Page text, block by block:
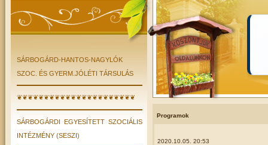
SÁRBOGÁRD-HANTOS-NAGYLÓK
SZOC. ÉS GYERM.JÓLÉTI TÁRSULÁS
❦❦❦❦❦❦❦❦❦❦❦❦❦❦❦❦❦❦❦❦❦❦
SÁRBOGÁRDI EGYESÍTETT SZOCIÁLIS
INTÉZMÉNY (SESZI)
Programok
2020.10.05. 20:53